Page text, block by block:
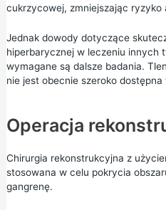
cukrzycowej, zmniejszając ryzyko
Jednak dowody dotyczące
hiperbarycznej w leczeniu innych
wymagane są dalsze badania.
nie jest obecnie szeroko dostępna
Operacja
Chirurgia rekonstrukcyjna z
stosowana w celu pokrycia
gangrenę.